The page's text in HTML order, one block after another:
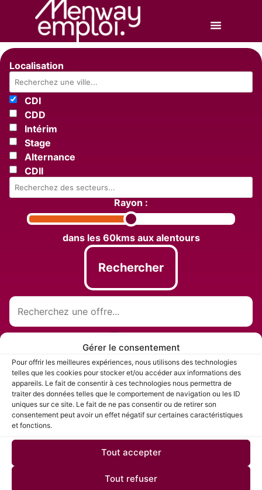
Gérer le consentement
Pour offrir les meilleures expériences, nous utilisons des technologies
telles que les cookies pour stocker et/ou accéder aux informations des
appareils. Le fait de consentir à ces technologies nous permettra de
traiter des données telles que le comportement de navigation ou les ID
uniques sur ce site. Le fait de ne pas consentir ou de retirer son
consentement peut avoir un effet négatif sur certaines caractéristiques
et fonctions.
Tout accepter
Tout refuser
Localisation
CDI
CDD
Intérim
Stage
Alternance
CDII
Rayon :
dans les 60kms aux alentours
Rechercher
Candidature Spontanée